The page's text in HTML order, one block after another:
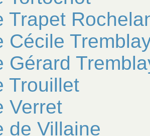
Trapet
Cécile
Gérard
Trouillet
Verret
de Villaine